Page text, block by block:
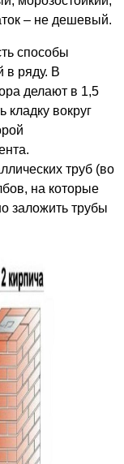
– не дешевый.
способы
в ряду. В
делают в 1,5
кладку вокруг
труб (во
на которые
заложить трубы